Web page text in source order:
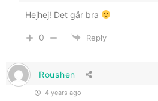
Hejhej! Det går bra
0 Reply
Roushen
4 years ago